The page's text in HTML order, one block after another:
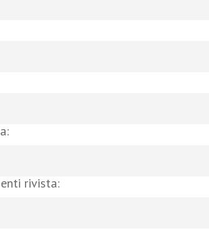
rivista: